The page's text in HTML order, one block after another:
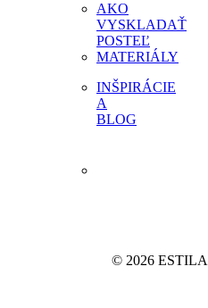
AKO
VYSKLADAŤ
POSTEĽ
MATERIÁLY
INŠPIRÁCIE
A
BLOG
© 2026